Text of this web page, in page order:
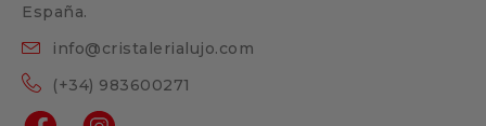
España.
info@cristalerialujo.com
(+34) 983600271